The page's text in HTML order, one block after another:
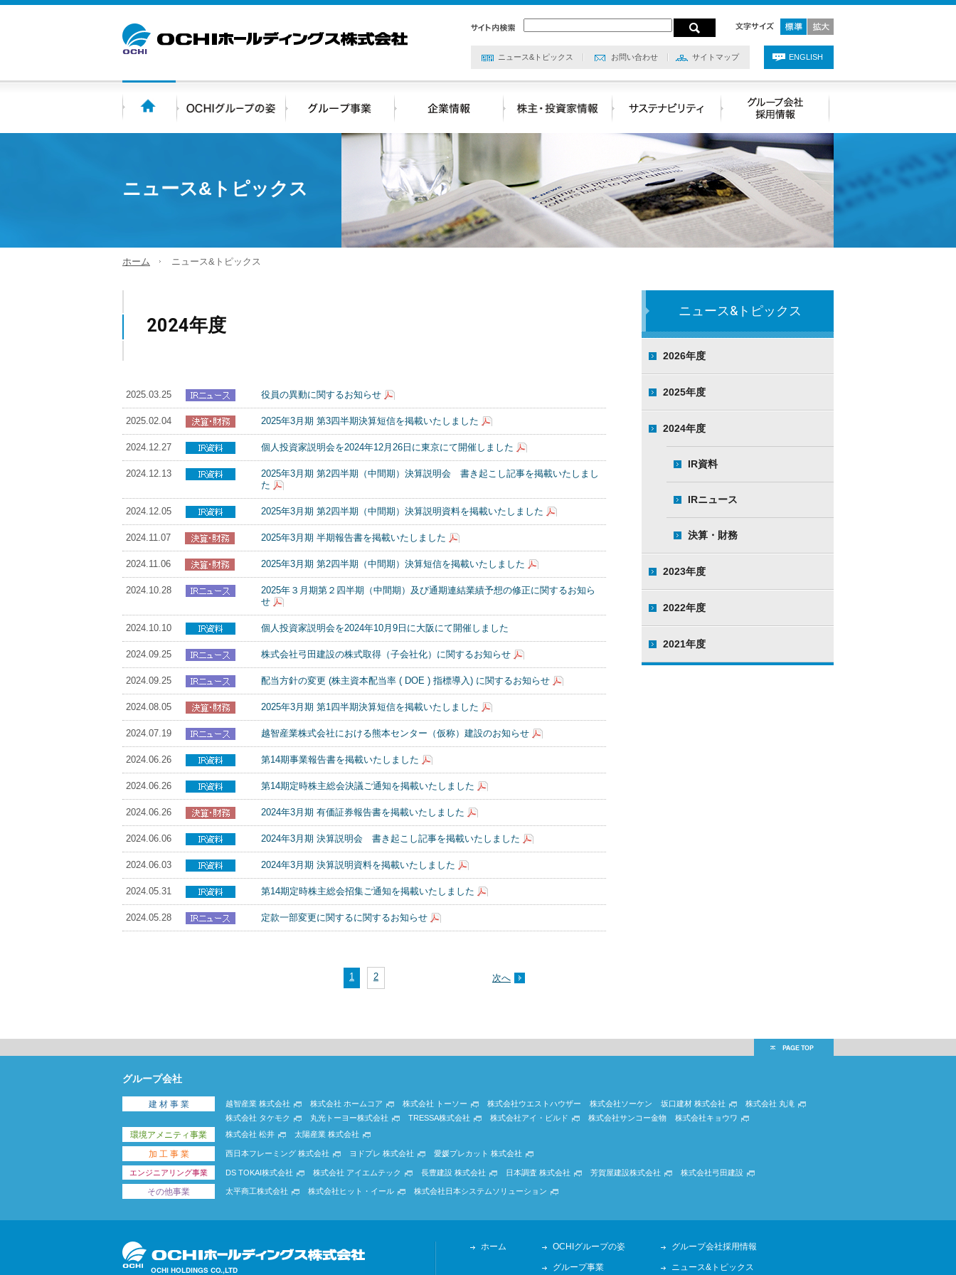
ニュース&トピックス お問い合わせ サイトマップ ENGLISH
ニュース&トピックス
ホーム ニュース&トピックス
2024年度
2025.03.25 役員の異動に関するお知らせ
2025.02.04 2025年3月期 第3四半期決算短信を掲載いたしました
2024.12.27 個人投資家説明会を2024年12月26日に東京にて開催しました
2024.12.13
2025年3月期 第2四半期（中間期）決算説明会 書き起こし記事を掲載いたしまし
た
2024.12.05 2025年3月期 第2四半期（中間期）決算説明資料を掲載いたしました
2024.11.07 2025年3月期 半期報告書を掲載いたしました
2024.11.06 2025年3月期 第2四半期（中間期）決算短信を掲載いたしました
2024.10.28
2025年３月期第２四半期（中間期）及び通期連結業績予想の修正に関するお知ら
せ
2024.10.10 個人投資家説明会を2024年10月9日に大阪にて開催しました
2024.09.25 株式会社弓田建設の株式取得（子会社化）に関するお知らせ
2024.09.25 配当方針の変更 (株主資本配当率 ( DOE ) 指標導入) に関するお知らせ
2024.08.05 2025年3月期 第1四半期決算短信を掲載いたしました
2024.07.19 越智産業株式会社における熊本センター（仮称）建設のお知らせ
2024.06.26 第14期事業報告書を掲載いたしました
2024.06.26 第14期定時株主総会決議ご通知を掲載いたしました
2024.06.26 2024年3月期 有価証券報告書を掲載いたしました
2024.06.06 2024年3月期 決算説明会 書き起こし記事を掲載いたしました
2024.06.03 2024年3月期 決算説明資料を掲載いたしました
2024.05.31 第14期定時株主総会招集ご通知を掲載いたしました
2024.05.28 定款一部変更に関するに関するお知らせ
次へ
1 2
ニュース&トピックス
2026年度
2025年度
2024年度
IR資料
IRニュース
決算・財務
2023年度
2022年度
2021年度
グループ会社
建 材 事 業 越智産業 株式会社 株式会社 ホームコア 株式会社 トーソー 株式会社ウエストハウザー 株式会社ソーケン 坂口建材 株式会社
株式会社 丸滝
株式会社 タケモク
丸光トーヨー株式会社 TRESSA株式会社 株式会社アイ・ビルド 株式会社サンコー金物 株式会社キョウワ
環境アメニティ事業 株式会社 松井 太陽産業 株式会社
加 工 事 業 西日本フレーミング 株式会社 ヨドプレ 株式会社 愛媛プレカット 株式会社
エンジニアリング事業 DS TOKAI株式会社 株式会社 アイエムテック 長豊建設 株式会社 日本調査 株式会社 芳賀屋建設株式会社 株式会社弓田建設
その他事業 太平商工株式会社 株式会社ヒット・イール 株式会社日本システムソリューション
ホーム OCHIグループの姿
グループ事業
グループ会社採用情報
ニュース&トピックス